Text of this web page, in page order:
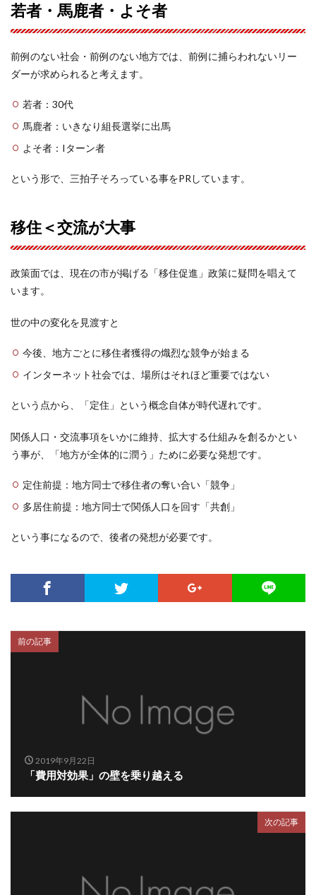
若者・馬鹿者・よそ者
前例のない社会・前例のない地方では、前例に捕らわれないリー
ダーが求められると考えます。
若者：30代
馬鹿者：いきなり組長選挙に出馬
よそ者：Iターン者
という形で、三拍子そろっている事をPRしています。
移住＜交流が大事
政策面では、現在の市が掲げる「移住促進」政策に疑問を唱えて
います。
世の中の変化を見渡すと
今後、地方ごとに移住者獲得の熾烈な競争が始まる
インターネット社会では、場所はそれほど重要ではない
という点から、「定住」という概念自体が時代遅れです。
関係人口・交流事項をいかに維持、拡大する仕組みを創るかとい
う事が、「地方が全体的に潤う」ために必要な発想です。
定住前提：地方同士で移住者の奪い合い「競争」
多居住前提：地方同士で関係人口を回す「共創」
という事になるので、後者の発想が必要です。
前の記事
2019年9月22日
「費用対効果」の壁を乗り越える
次の記事